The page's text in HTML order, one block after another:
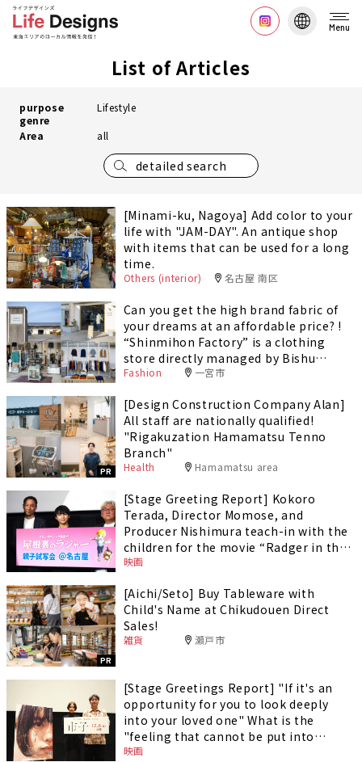
Menu
List of Articles
purpose
genre
Lifestyle
Area all
detailed search
[Minami-ku, Nagoya] Add color to your
life with "JAM-DAY". An antique shop
with items that can be used for a long
time.
Others (interior) 名古屋 南区
Can you get the high brand fabric of
your dreams at an affordable price? !
“Shinmihon Factory” is a clothing
store directly managed by Bishu
production area.
Fashion 一宮市
PR
[Design Construction Company Alan]
All staff are nationally qualified!
"Rigakuzation Hamamatsu Tenno
Branch"
Health Hamamatsu area
[Stage Greeting Report] Kokoro
Terada, Director Momose, and
Producer Nishimura teach-in with the
children for the movie “Radger in the
Attic”!
映画
PR
[Aichi/Seto] Buy Tableware with
Child's Name at Chikudouen Direct
Sales!
雑貨 瀬戸市
[Stage Greetings Report] "If it's an
opportunity for you to look deeply
into your loved one" What is the
"feeling that cannot be put into
words" that Hana Sugisaki, the star of
映画